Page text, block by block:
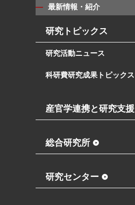
最新情報・紹介
研究トピックス
研究活動ニュース
科研費研究成果トピックス
産官学連携と研究支援
総合研究所
研究センター